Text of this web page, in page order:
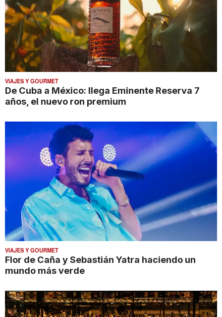
VIAJES Y GOURMET
De Cuba a México: llega Eminente Reserva 7
años, el nuevo ron premium
VIAJES Y GOURMET
Flor de Caña y Sebastián Yatra haciendo un
mundo más verde